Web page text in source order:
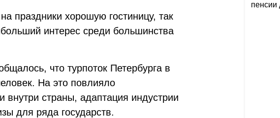
праздники хорошую гостиницу, так
интерес среди большинства
что турпоток Петербурга в
На это повлияло
внутри страны, адаптация индустрии
для ряда государств.
пенсии